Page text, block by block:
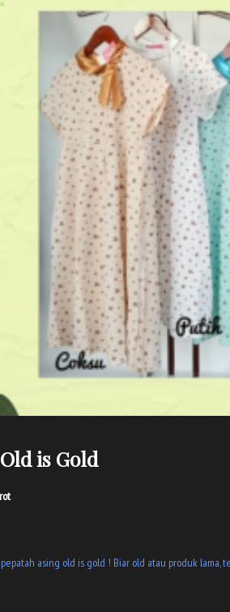
is Gold
asing old is gold ! Biar old atau produk lama,